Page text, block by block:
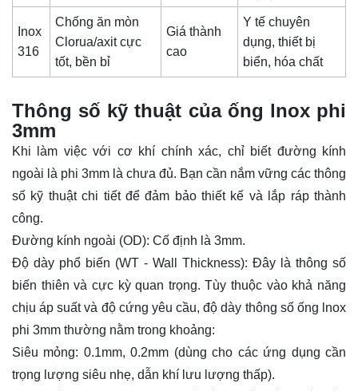
Inox
316
Chống ăn mòn
Clorua/axit cực
tốt, bền bỉ
Giá thành
cao
Y tế chuyên
dụng, thiết bị
biển, hóa chất
Thông số kỹ thuật của ống lnox phi
3mm
Khi làm việc với cơ khí chính xác, chỉ biết đường kính
ngoài là phi 3mm là chưa đủ. Bạn cần nắm vững các thông
số kỹ thuật chi tiết để đảm bảo thiết kế và lắp ráp thành
công.
Đường kính ngoài (OD): Cố định là 3mm.
Độ dày phổ biến (WT - Wall Thickness): Đây là thông số
biến thiên và cực kỳ quan trọng. Tùy thuộc vào khả năng
chịu áp suất và độ cứng yêu cầu, độ dày thông số ống lnox
phi 3mm thường nằm trong khoảng:
Siêu mỏng: 0.1mm, 0.2mm (dùng cho các ứng dụng cần
trọng lượng siêu nhẹ, dẫn khí lưu lượng thấp).